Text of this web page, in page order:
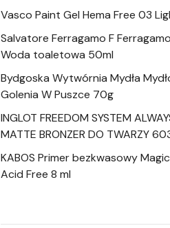
Vasco Paint Gel Hema Free 03
Salvatore Ferragamo F
Woda toaletowa 50ml
Bydgoska Wytwórnia Mydła
Golenia W Puszce 70g
INGLOT FREEDOM SYSTEM
MATTE BRONZER DO TWARZY
KABOS Primer bezkwasowy
Acid Free 8 ml